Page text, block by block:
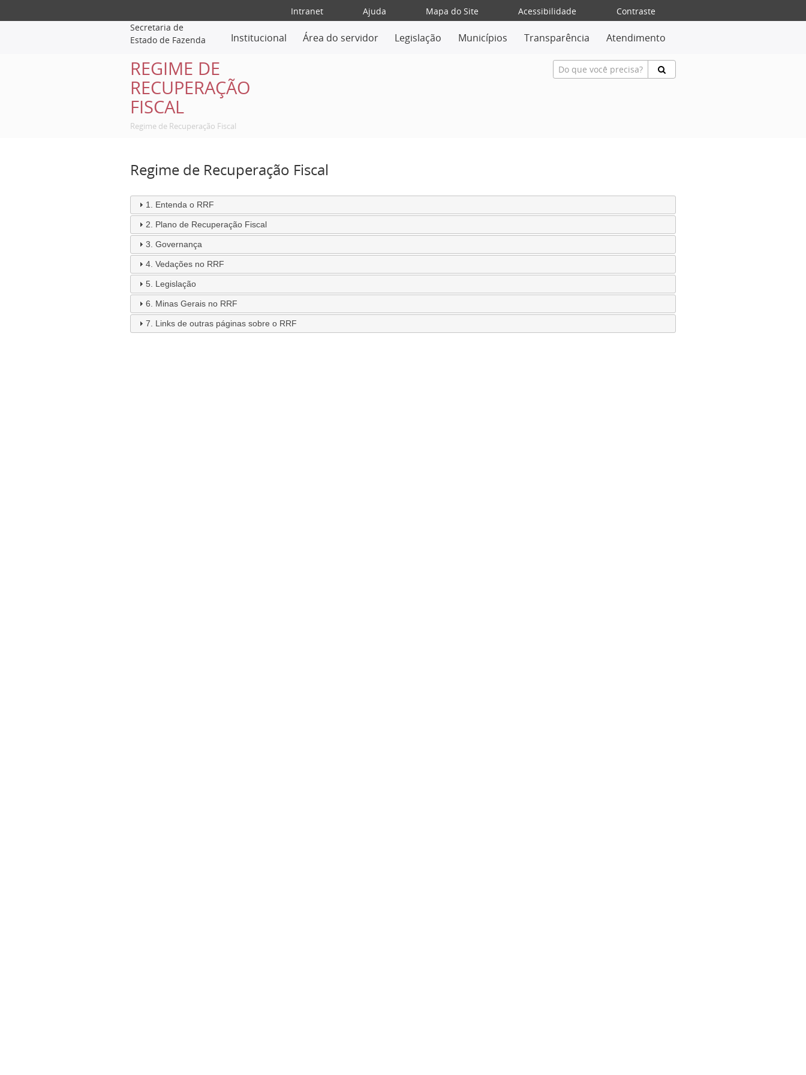
Intranet Ajuda Mapa do Site Acessibilidade
Contraste
Secretaria de
Estado de Fazenda
Institucional Área do servidor Legislação Municípios Transparência Atendimento
REGIME DE
RECUPERAÇÃO
FISCAL
Regime de Recuperação Fiscal
Regime de Recuperação Fiscal
1. Entenda o RRF
2. Plano de Recuperação Fiscal
3. Governança
4. Vedações no RRF
5. Legislação
6. Minas Gerais no RRF
7. Links de outras páginas sobre o RRF